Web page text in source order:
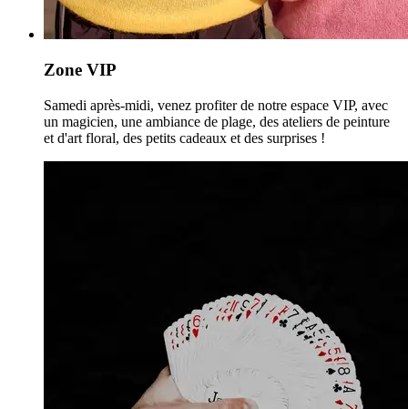
Zone VIP
Samedi après-midi, venez profiter de notre espace VIP, avec
un magicien, une ambiance de plage, des ateliers de peinture
et d'art floral, des petits cadeaux et des surprises !